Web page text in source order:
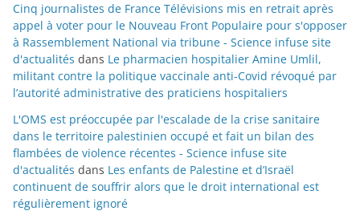
Cinq journalistes de France Télévisions mis en retrait après
appel à voter pour le Nouveau Front Populaire pour s'opposer
à Rassemblement National via tribune - Science infuse site
d'actualités dans Le pharmacien hospitalier Amine Umlil,
militant contre la politique vaccinale anti-Covid révoqué par
l’autorité administrative des praticiens hospitaliers
L'OMS est préoccupée par l'escalade de la crise sanitaire
dans le territoire palestinien occupé et fait un bilan des
flambées de violence récentes - Science infuse site
d'actualités dans Les enfants de Palestine et d’Israël
continuent de souffrir alors que le droit international est
régulièrement ignoré